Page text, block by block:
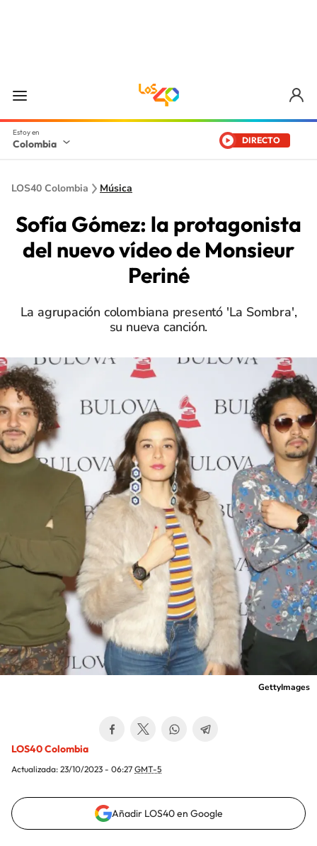
Colombia DIRECTO
LOS40 Colombia Música
Sofía Gómez: la protagonista
del nuevo vídeo de Monsieur
Periné
La agrupación colombiana presentó 'La Sombra',
su nueva canción.
GettyImages
LOS40 Colombia
Actualizada: 23/10/2023 - 06:27 GMT-5
Añadir LOS40 en Google